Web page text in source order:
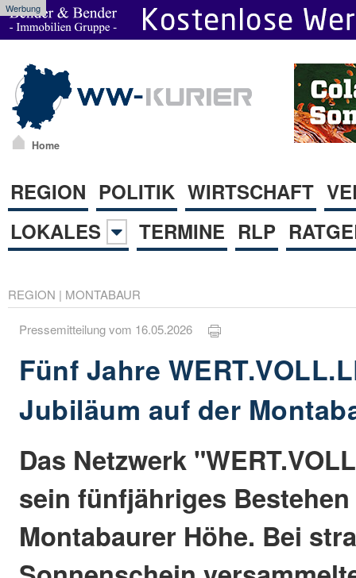
Werbung
Home
REGION POLITIK WIRTSCHAFT
LOKALES
TERMINE RLP
REGION | MONTABAUR
Pressemitteilung vom 16.05.2026
Fünf Jahre
Jubiläum auf der
Das Netzwerk
sein fünfjähriges
Montabaurer Höhe. Bei